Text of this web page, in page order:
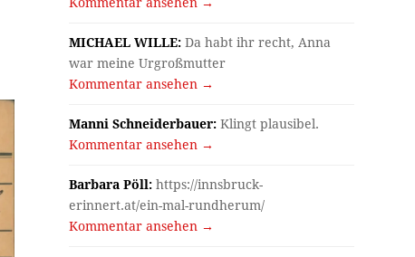
MICHAEL WILLE: Da habt ihr recht, Anna
war meine Urgroßmutter
Kommentar ansehen →
Manni Schneiderbauer: Klingt plausibel.
Kommentar ansehen →
Barbara Pöll: https://innsbruck-
erinnert.at/ein-mal-rundherum/
Kommentar ansehen →